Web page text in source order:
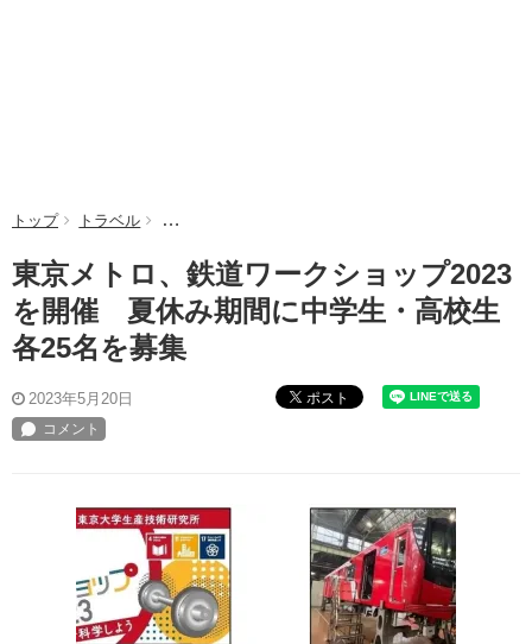
トップ トラベル 東京メトロ、鉄道ワークショップ2023を開催 夏休
東京メトロ、鉄道ワークショップ2023
を開催 夏休み期間に中学生・高校生
各25名を募集
2023年5月20日 ポスト